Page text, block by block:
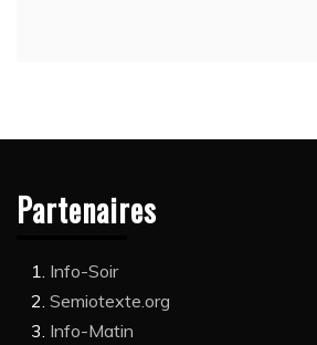
Partenaires
Info-Soir
Semiotexte.org
Info-Matin